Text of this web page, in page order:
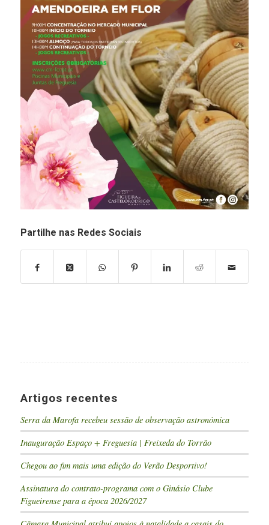
Partilhe nas Redes Sociais
Artigos recentes
Serra da Marofa recebeu sessão de observação astronómica
Inauguração Espaço + Freguesia | Freixeda do Torrão
Chegou ao fim mais uma edição do Verão Desportivo!
Assinatura do contrato-programa com o Ginásio Clube
Figueirense para a época 2026/2027